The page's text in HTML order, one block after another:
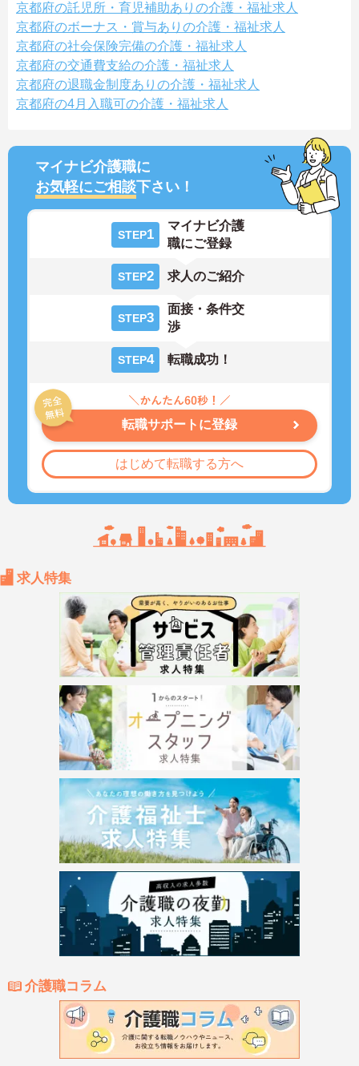
京都府の託児所・育児補助ありの介護・福祉求人
京都府のボーナス・賞与ありの介護・福祉求人
京都府の社会保険完備の介護・福祉求人
京都府の交通費支給の介護・福祉求人
京都府の退職金制度ありの介護・福祉求人
京都府の4月入職可の介護・福祉求人
マイナビ介護職に
お気軽にご相談下さい！
STEP1
マイナビ介護
職にご登録
STEP2 求人のご紹介
STEP3
面接・条件交
渉
STEP4 転職成功！
転職サポートに登録
はじめて転職する方へ
求人特集
介護職コラム